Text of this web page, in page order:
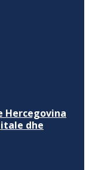
Hercegovina
dhe